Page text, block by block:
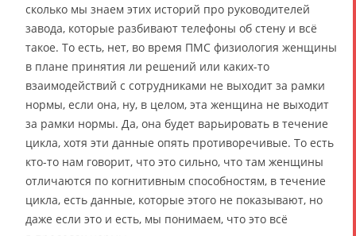
сколько мы знаем этих историй про руководителей
завода, которые разбивают телефоны об стену и всё
такое. То есть, нет, во время ПМС физиология женщины
в плане принятия ли решений или каких-то
взаимодействий с сотрудниками не выходит за рамки
нормы, если она, ну, в целом, эта женщина не выходит
за рамки нормы. Да, она будет варьировать в течение
цикла, хотя эти данные опять противоречивые. То есть
кто-то нам говорит, что это сильно, что там женщины
отличаются по когнитивным способностям, в течение
цикла, есть данные, которые этого не показывают, но
даже если это и есть, мы понимаем, что это всё